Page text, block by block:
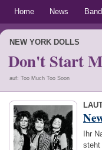
Home News
NEW YORK DOLLS
Don't Start
auf: Too Much Too Soon
Ihr
steht